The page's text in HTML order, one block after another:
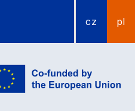
cz pl